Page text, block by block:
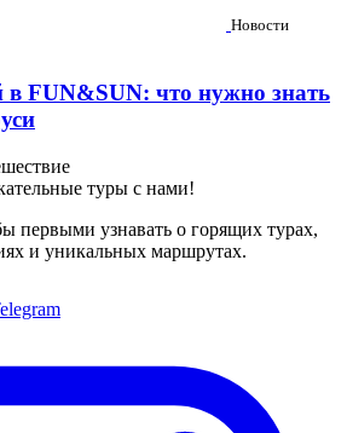
Новости
в FUN&SUN: что нужно знать
туры с нами!
первыми узнавать о горящих турах,
и уникальных маршрутах.